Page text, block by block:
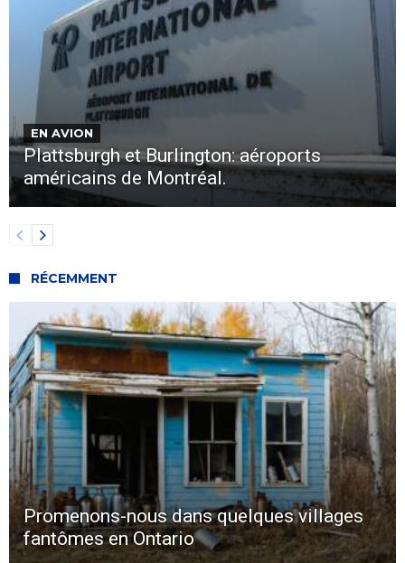
EN AVION
Plattsburgh et Burlington: aéroports
américains de Montréal.
RÉCEMMENT
Promenons-nous dans quelques villages
fantômes en Ontario